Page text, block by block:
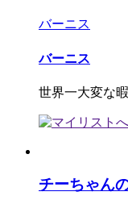
バーニス
バーニス
世界一大変な
チーちゃん